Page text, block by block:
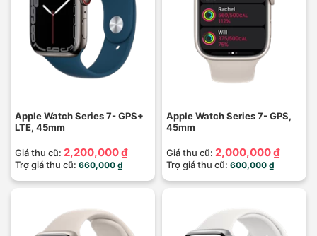
Apple Watch Series 7- GPS+
LTE, 45mm
Giá thu cũ: 2,200,000 ₫
Trợ giá thu cũ: 660,000 ₫
Apple Watch Series 7- GPS,
45mm
Giá thu cũ: 2,000,000 ₫
Trợ giá thu cũ: 600,000 ₫